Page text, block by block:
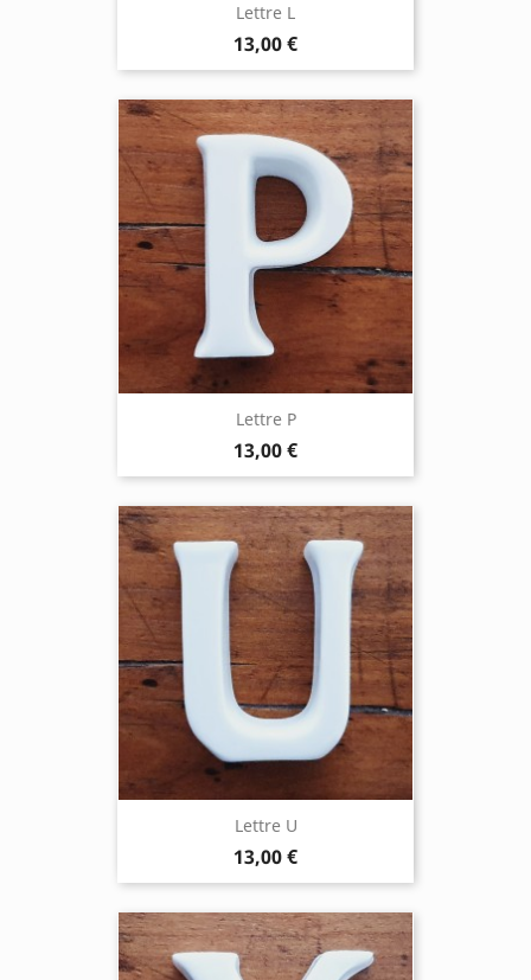
Lettre L
13,00 €
Lettre P
13,00 €
Lettre U
13,00 €